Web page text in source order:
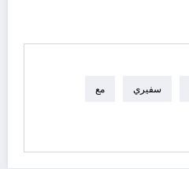
سفيري مع